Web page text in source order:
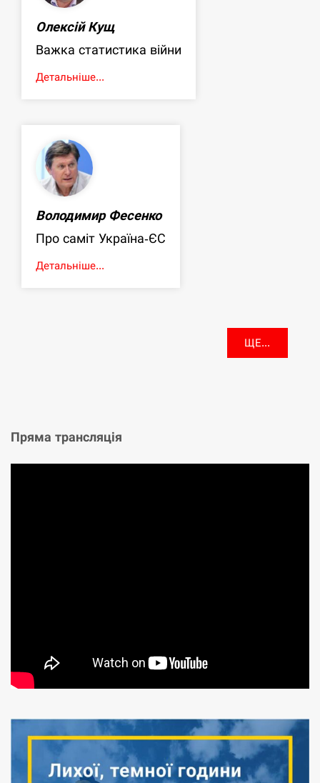
Олексій Кущ
Важка статистика війни
Детальніше...
Володимир Фесенко
Про саміт Україна-ЄС
Детальніше...
ЩЕ...
Пряма трансляція